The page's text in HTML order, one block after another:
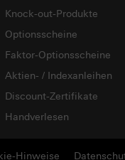
Knock-out-Produkte
Optionsscheine
Faktor-Optionsscheine
Aktien- / Indexanleihen
Discount-Zertifikate
Handverlesen
Hinweise